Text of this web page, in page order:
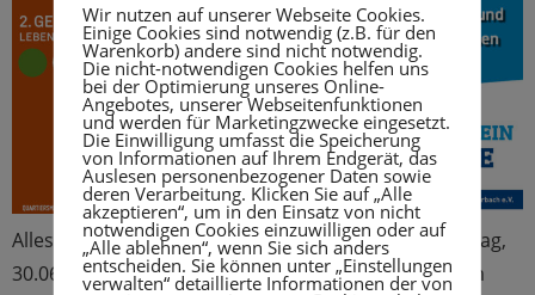
Alles rund ums Thema Gesundheit gibt es am Sonntag,
30.06.2019 von 11-16 Uhr beim 2. Gesundheitstag im
Wir nutzen auf unserer Webseite Cookies.
Einige Cookies sind notwendig (z.B. für den
Warenkorb) andere sind nicht notwendig.
Die nicht-notwendigen Cookies helfen uns
bei der Optimierung unseres Online-
Angebotes, unserer Webseitenfunktionen
und werden für Marketingzwecke eingesetzt.
Die Einwilligung umfasst die Speicherung
von Informationen auf Ihrem Endgerät, das
Auslesen personenbezogener Daten sowie
deren Verarbeitung. Klicken Sie auf „Alle
akzeptieren“, um in den Einsatz von nicht
notwendigen Cookies einzuwilligen oder auf
„Alle ablehnen“, wenn Sie sich anders
entscheiden. Sie können unter „Einstellungen
verwalten“ detaillierte Informationen der von